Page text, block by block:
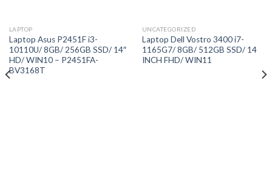
LAPTOP
Laptop Asus P2451F i3-
10110U/ 8GB/ 256GB SSD/ 14″
HD/ WIN10 – P2451FA-
BV3168T
UNCATEGORIZED
Laptop Dell Vostro 3400 i7-
1165G7/ 8GB/ 512GB SSD/ 14
INCH FHD/ WIN11